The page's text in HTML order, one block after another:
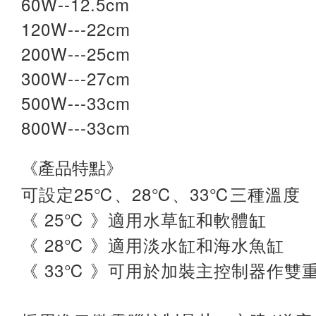
120W---22cm
200W---25cm
300W---27cm
500W---33cm
800W---33cm
《產品特點》
可設定25℃ 、 28℃ 、 33℃ 三種溫度
《 25℃ 》適用水草缸和軟體缸
《 28℃ 》適用淡水缸和海水魚缸
《 33℃ 》可用於加裝主控制器作雙